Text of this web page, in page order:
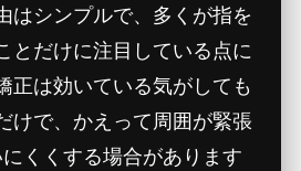
はシンプルで、多くが指を
とだけに注目している点に
正は効いている気がしても
けで、かえって周囲が緊張
くくする場合があります